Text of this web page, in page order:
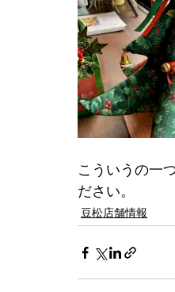
こういうの一
ださい。
豆松店舗情報